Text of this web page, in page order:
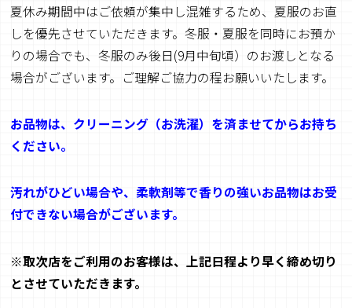
夏休み期間中はご依頼が集中し混雑するため、夏服のお直
しを優先させていただきます。冬服・夏服を同時にお預か
りの場合でも、冬服のみ後日(9月中旬頃）のお渡しとなる
場合がございます。ご理解ご協力の程お願いいたします。
お品物は、クリーニング（お洗濯）を済ませてからお持ち
ください。
汚れがひどい場合や、柔軟剤等で香りの強いお品物はお受
付できない場合がございます。
※取次店をご利用のお客様は、上記日程より早く締め切り
とさせていただきます。